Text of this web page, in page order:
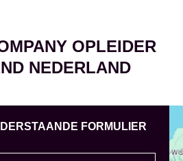
OPLEIDER
NEDERLAND
FORMULIER